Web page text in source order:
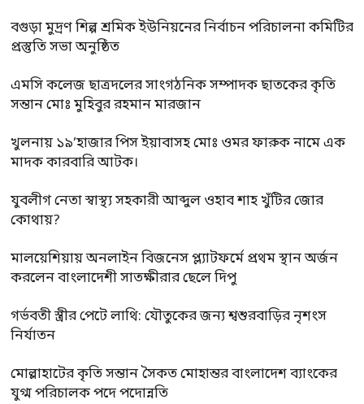
বগুড়া মুদ্রণ শিল্প শ্রমিক ইউনিয়নের নির্বাচন পরিচালনা কমিটির
প্রস্তুতি সভা অনুষ্ঠিত
এমসি কলেজ ছাত্রদলের সাংগঠনিক সম্পাদক ছাতকের কৃতি
সন্তান মোঃ মুহিবুর রহমান মারজান
খুলনায় ১৯’হাজার পিস ইয়াবাসহ মোঃ ওমর ফারুক নামে এক
মাদক কারবারি আটক।
যুবলীগ নেতা স্বাস্থ্য সহকারী আব্দুল ওহাব শাহ খুঁটির জোর
কোথায়?
মালয়েশিয়ায় অনলাইন বিজনেস প্ল্যাটফর্মে প্রথম স্থান অর্জন
করলেন বাংলাদেশী সাতক্ষীরার ছেলে দিপু
গর্ভবতী স্ত্রীর পেটে লাথি: যৌতুকের জন্য শ্বশুরবাড়ির নৃশংস
নির্যাতন
মোল্লাহাটের কৃতি সন্তান সৈকত মোহান্তর বাংলাদেশ ব্যাংকের
যুগ্ম পরিচালক পদে পদোন্নতি